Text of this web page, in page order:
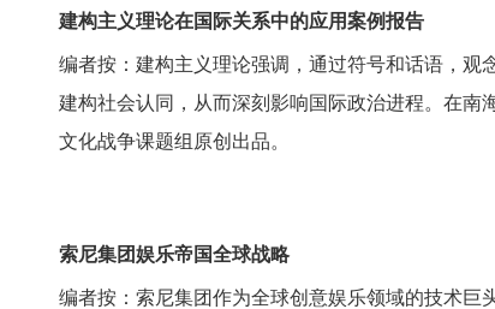
建构主义理论在国际关系中的应用案例报告
编者按：建构主义理论强调，通过符号和话语，观
建构社会认同，从而深刻影响国际政治进程。在南
文化战争课题组原创出品。
索尼集团娱乐帝国全球战略
编者按：索尼集团作为全球创意娱乐领域的技术